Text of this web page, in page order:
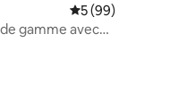
Note moyenne de
5 (99)
gamme avec